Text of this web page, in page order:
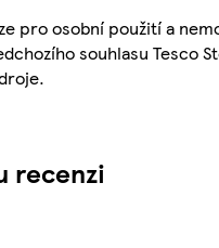
pro osobní použití a
souhlasu Tesco
recenzi